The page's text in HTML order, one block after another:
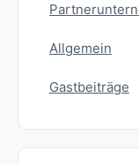
Allgemein
Gastbeiträge